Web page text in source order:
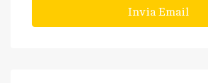
Invia Email